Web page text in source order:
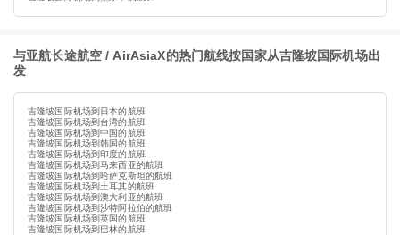
与亚航长途航空 / AirAsiaX的热门航线按国家从吉隆坡国际机场出
发
吉隆坡国际机场到日本的航班
吉隆坡国际机场到台湾的航班
吉隆坡国际机场到中国的航班
吉隆坡国际机场到韩国的航班
吉隆坡国际机场到印度的航班
吉隆坡国际机场到马来西亚的航班
吉隆坡国际机场到哈萨克斯坦的航班
吉隆坡国际机场到土耳其的航班
吉隆坡国际机场到澳大利亚的航班
吉隆坡国际机场到沙特阿拉伯的航班
吉隆坡国际机场到英国的航班
吉隆坡国际机场到巴林的航班